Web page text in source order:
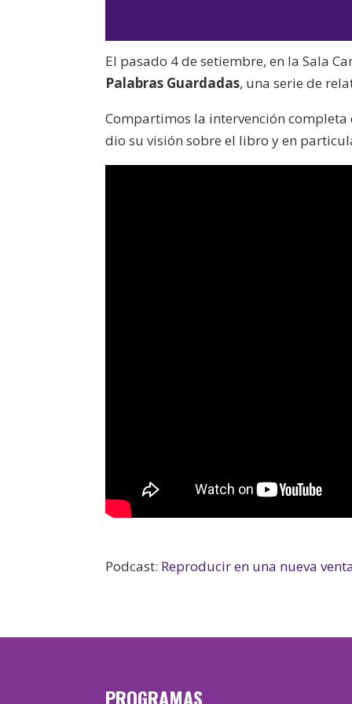
El pasado 4 de setiembre, en la Sala
Palabras Guardadas, una serie de
Compartimos la intervención
dio su visión sobre el libro y en
Podcast: Reproducir en una nueva
PROGRAMAS